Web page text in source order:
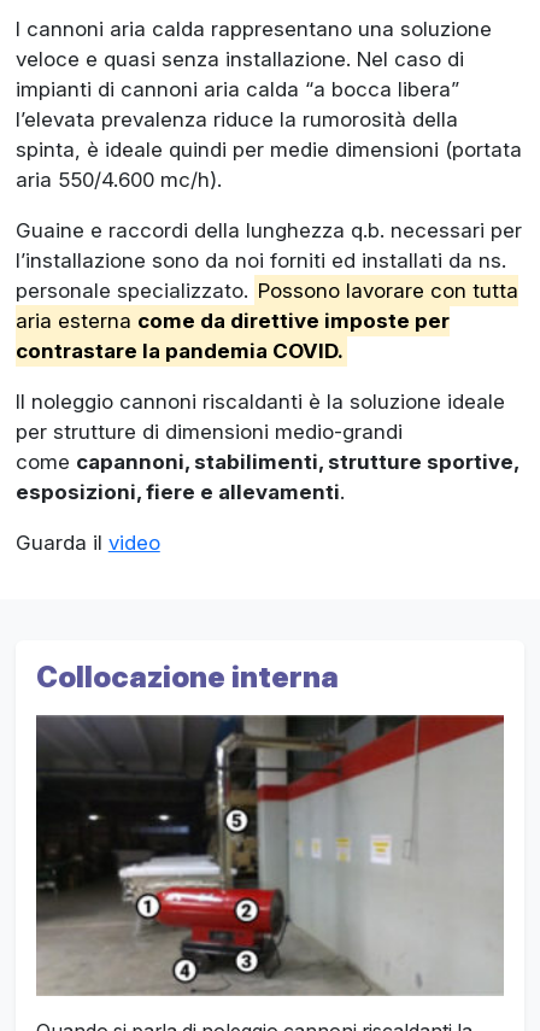
I cannoni aria calda rappresentano una soluzione
veloce e quasi senza installazione. Nel caso di
impianti di cannoni aria calda “a bocca libera”
l’elevata prevalenza riduce la rumorosità della
spinta, è ideale quindi per medie dimensioni (portata
aria 550/4.600 mc/h).
Guaine e raccordi della lunghezza q.b. necessari per
l’installazione sono da noi forniti ed installati da ns.
personale specializzato. Possono lavorare con tutta
aria esterna come da direttive imposte per
contrastare la pandemia COVID.
Il noleggio cannoni riscaldanti è la soluzione ideale
per strutture di dimensioni medio-grandi
come capannoni, stabilimenti, strutture sportive,
esposizioni, fiere e allevamenti.
Guarda il video
Collocazione interna